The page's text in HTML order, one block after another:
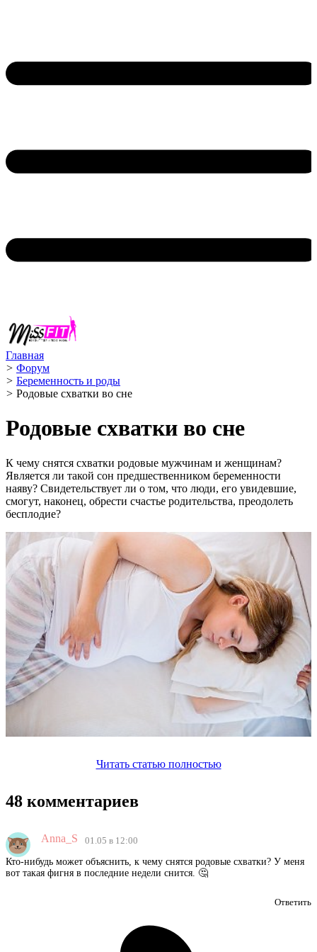
Главная
> Форум
> Беременность и роды
> Родовые схватки во сне
Родовые схватки во сне
К чему снятся схватки родовые мужчинам и женщинам?
Является ли такой сон предшественником беременности
наяву? Свидетельствует ли о том, что люди, его увидевшие,
смогут, наконец, обрести счастье родительства, преодолеть
бесплодие?
Читать статью полностью
48 комментариев
Anna_S 01.05 в 12:00
Кто-нибудь может объяснить, к чему снятся родовые схватки? У меня
вот такая фигня в последние недели снится. 🤔
Ответить